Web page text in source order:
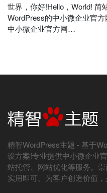
世界，你好!Hello，World! 简
WordPress的中小微企业官
中小微企业官方网…
精智WordPress主题 - 基于
设方案!专业提供中小微企业
站托管、网站优化等服务。崇
实用即可。为客户创造价值，